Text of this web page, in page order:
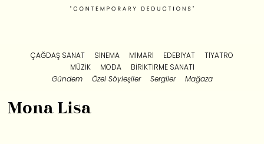
ÇAĞDAŞ SANAT SINEMA MIMARI EDEBIYAT
TIYATRO
MÜZIK
MODA
BIRIKTIRME SANATI
Gündem
Özel Söyleşiler Sergiler Mağaza
Mona Lisa